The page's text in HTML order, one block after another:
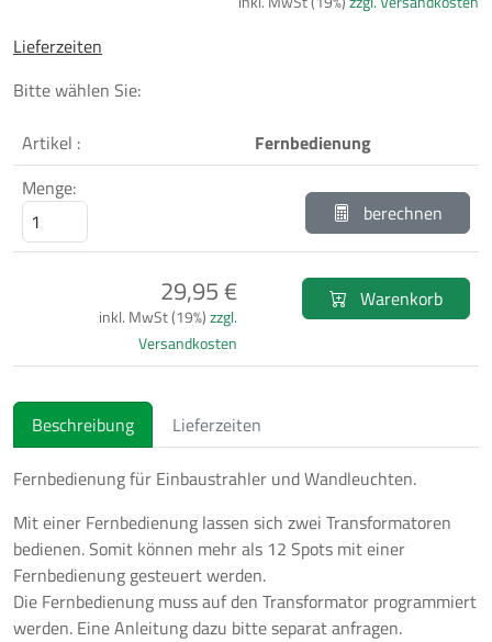
Lieferzeiten
Bitte wählen Sie:
Artikel :
Fernbedienung
Menge:
berechnen
29,95 €
inkl. MwSt (19%)zzgl.
Versandkosten
Warenkorb
Beschreibung Lieferzeiten
Fernbedienung für Einbaustrahler und Wandleuchten.
Mit einer Fernbedienung lassen sich zwei Transformatoren
bedienen. Somit können mehr als 12 Spots mit einer
Fernbedienung gesteuert werden.
Die Fernbedienung muss auf den Transformator programmiert
werden. Eine Anleitung dazu bitte separat anfragen.